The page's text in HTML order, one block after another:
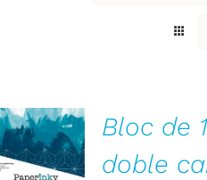
AÑADIR AL
CARRITO
Bloc de
doble